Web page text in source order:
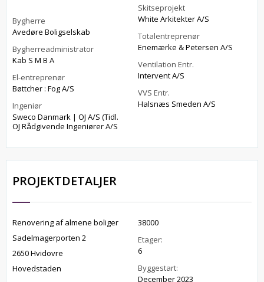
Bygherre
Avedøre Boligselskab
Bygherreadministrator
Kab S M B A
El-entreprenør
Bøttcher : Fog A/S
Ingeniør
Sweco Danmark | OJ A/S (Tidl.
OJ Rådgivende Ingeniører A/S
Skitseprojekt
White Arkitekter A/S
Totalentreprenør
Enemærke & Petersen A/S
Ventilation Entr.
Intervent A/S
VVS Entr.
Halsnæs Smeden A/S
PROJEKTDETALJER
Renovering af almene boliger
Sadelmagerporten 2
2650 Hvidovre
Hovedstaden
38000
Etager:
6
Byggestart:
December 2023